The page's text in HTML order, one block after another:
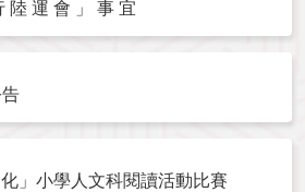
陸 運 會 」 事 宜
化」小學人文科閱讀活動比賽